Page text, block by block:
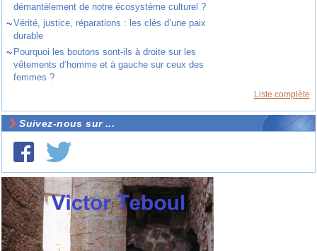
démantèlement de notre écosystème culturel ?
~Vérité, justice, réparations : les clés d’une paix
durable
~ Pourquoi les boutons sont-ils à droite sur les
vêtements d’homme et à gauche sur ceux des
femmes ?
Liste complète
Suivez-nous sur ...